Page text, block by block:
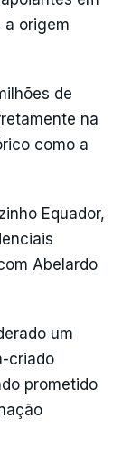
a origem
de
na
como a
Equador,
Abelardo
um
criado
prometido